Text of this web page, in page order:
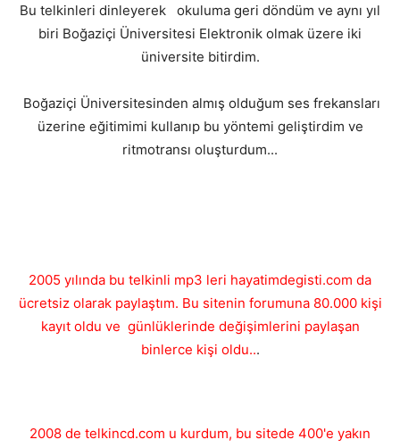
Bu telkinleri dinleyerek okuluma geri döndüm ve aynı yıl
biri Boğaziçi Üniversitesi Elektronik olmak üzere iki
üniversite bitirdim.
Boğaziçi Üniversitesinden almış olduğum ses frekansları
üzerine eğitimimi kullanıp bu yöntemi geliştirdim ve
ritmotransı oluşturdum...
2005 yılında bu telkinli mp3 leri hayatimdegisti.com da
ücretsiz olarak paylaştım. Bu sitenin forumuna 80.000 kişi
kayıt oldu ve günlüklerinde değişimlerini paylaşan
binlerce kişi oldu...
2008 de telkincd.com u kurdum, bu sitede 400'e yakın